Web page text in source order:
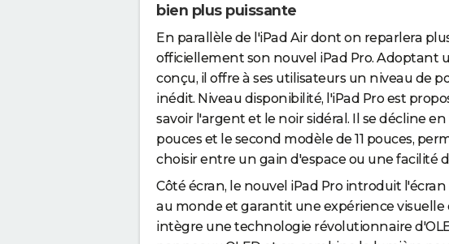
bien plus puissante
En parallèle de l'iPad Air dont on reparlera
officiellement son nouvel iPad Pro. Adoptant
conçu, il offre à ses utilisateurs un niveau de
inédit. Niveau disponibilité, l'iPad Pro est
savoir l'argent et le noir sidéral. Il se décline
pouces et le second modèle de 11 pouces,
choisir entre un gain d'espace ou une facilité
Côté écran, le nouvel iPad Pro introduit
au monde et garantit une expérience visuelle
intègre une technologie révolutionnaire